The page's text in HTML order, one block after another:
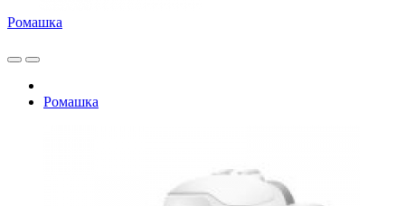
Ромашка
Ромашка